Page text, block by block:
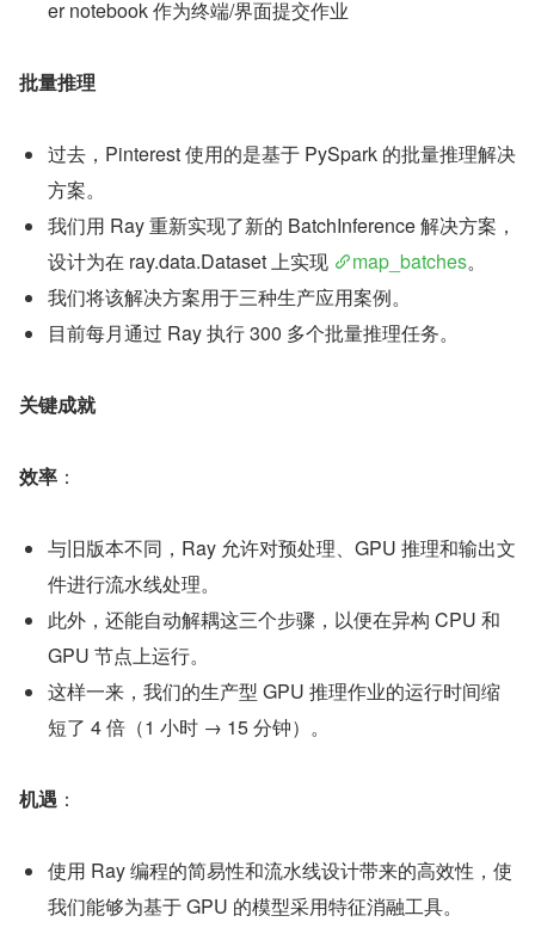
er notebook 作为终端/界面提交作业
批量推理
过去，Pinterest 使用的是基于 PySpark 的批量推理解决
方案。
我们用 Ray 重新实现了新的 BatchInference 解决方案，
设计为在 ray.data.Dataset 上实现
map_batches。
我们将该解决方案用于三种生产应用案例。
目前每月通过 Ray 执行 300 多个批量推理任务。
关键成就
效率 ：
与旧版本不同，Ray 允许对预处理、GPU 推理和输出文
件进行流水线处理。
此外，还能自动解耦这三个步骤，以便在异构 CPU 和
GPU 节点上运行。
这样一来，我们的生产型 GPU 推理作业的运行时间缩
短了 4 倍（1 小时 → 15 分钟）。
机遇 ：
使用 Ray 编程的简易性和流水线设计带来的高效性，使
我们能够为基于 GPU 的模型采用特征消融工具。